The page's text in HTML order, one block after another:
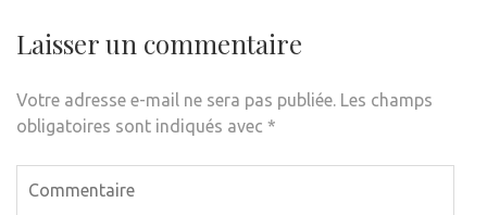
Laisser un commentaire
Votre adresse e-mail ne sera pas publiée. Les champs
obligatoires sont indiqués avec *